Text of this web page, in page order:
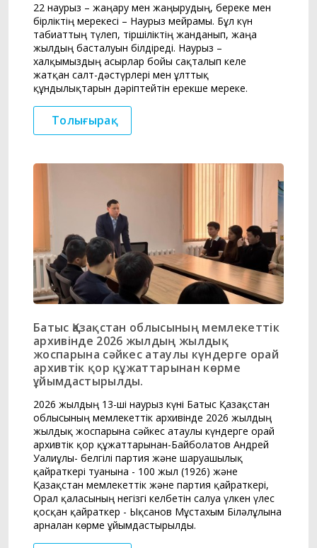
22 наурыз – жаңару мен жаңғырудың, береке мен
бірліктің мерекесі – Наурыз мейрамы. Бұл күн
табиғаттың түлеп, тіршіліктің жанданып, жаңа
жылдың басталуын білдіреді. Наурыз –
халқымыздың ғасырлар бойы сақталып келе
жатқан салт-дәстүрлері мен ұлттық
құндылықтарын дәріптейтін ерекше мереке.
Толығырақ
Батыс Қазақстан облысының мемлекеттік
архивінде 2026 жылдың жылдық
жоспарына сәйкес атаулы күндерге орай
архивтік қор құжаттарынан көрме
ұйымдастырылды.
2026 жылдың 13-ші наурыз күні Батыс Қазақстан
облысының мемлекеттік архивінде 2026 жылдың
жылдық жоспарына сәйкес атаулы күндерге орай
архивтік қор құжаттарынан-Байболатов Андрей
Уалиұлы- белгілі партия және шаруашылық
қайраткері туғанына - 100 жыл (1926) және
Қазақстан мемлекеттік және партия қайраткері,
Орал қаласының негізгі келбетін салуға үлкен үлес
қосқан қайраткер - Ықсанов Мұстахым Біләлұлына
арналған көрме ұйымдастырылды.